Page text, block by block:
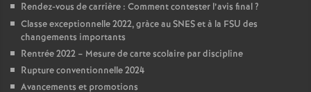
é
a
Rendez-vous de carrière : Comment contester l’avis final?
Classe exceptionnelle 2022, gràce au SNES et à la FSU des
changements importants
Rentrée 2022 – Mesure de carte scolaire par discipline
Rupture conventionnelle 2024
Avancements et promotions